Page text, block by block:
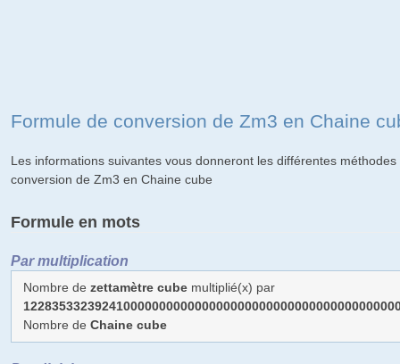
Formule de conversion de Zm3 en Chaine
Les informations suivantes vous donneront les différentes
conversion de Zm3 en Chaine cube
Formule en mots
Par multiplication
Nombre de zettamètre cubemultiplié(x) par
Nombre de Chaine cube